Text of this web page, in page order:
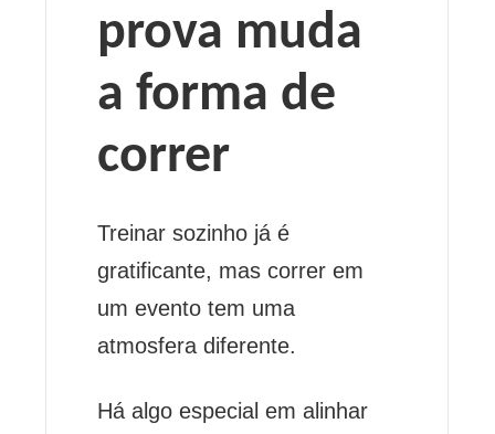
prova muda
a forma de
correr
Treinar sozinho já é
gratificante, mas correr em
um evento tem uma
atmosfera diferente.
Há algo especial em alinhar